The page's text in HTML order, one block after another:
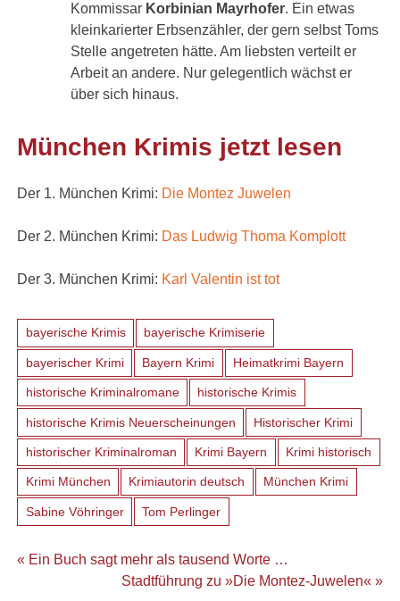
Kommissar Korbinian Mayrhofer. Ein etwas
kleinkarierter Erbsenzähler, der gern selbst Toms
Stelle angetreten hätte. Am liebsten verteilt er
Arbeit an andere. Nur gelegentlich wächst er
über sich hinaus.
München Krimis jetzt lesen
Der 1. München Krimi: Die Montez Juwelen
Der 2. München Krimi: Das Ludwig Thoma Komplott
Der 3. München Krimi: Karl Valentin ist tot
bayerische Krimis bayerische Krimiserie
bayerischer Krimi Bayern Krimi Heimatkrimi Bayern
historische Kriminalromane historische Krimis
historische Krimis Neuerscheinungen Historischer Krimi
historischer Kriminalroman Krimi Bayern Krimi historisch
Krimi München Krimiautorin deutsch München Krimi
Sabine Vöhringer Tom Perlinger
Beitragsnavigation
« Ein Buch sagt mehr als tausend Worte …
Stadtführung zu »Die Montez-Juwelen« »